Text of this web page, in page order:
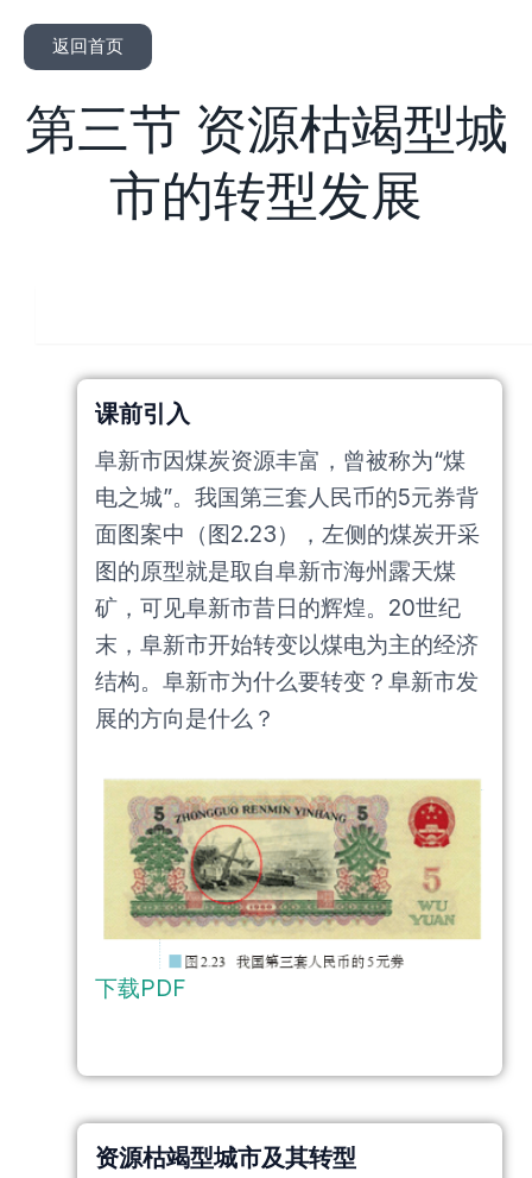
返回首页
第三节 资源枯竭型城
市的转型发展
课前引入
阜新市因煤炭资源丰富，曾被称为“煤
电之城”。我国第三套人民币的5元券背
面图案中（图2.23），左侧的煤炭开采
图的原型就是取自阜新市海州露天煤
矿，可见阜新市昔日的辉煌。20世纪
末，阜新市开始转变以煤电为主的经济
结构。阜新市为什么要转变？阜新市发
展的方向是什么？
下载PDF
资源枯竭型城市及其转型